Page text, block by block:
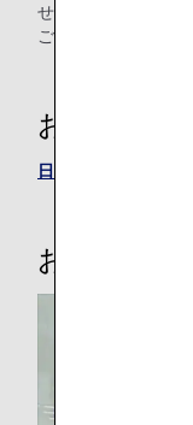
せください。（貸し
ご希望に添えない場
お問い合わ
日本または米国の予
お手伝いの